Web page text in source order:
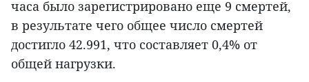
часа было зарегистрировано еще 9 смертей,
в результате чего общее число смертей
достигло 42.991, что составляет 0,4% от
общей нагрузки.